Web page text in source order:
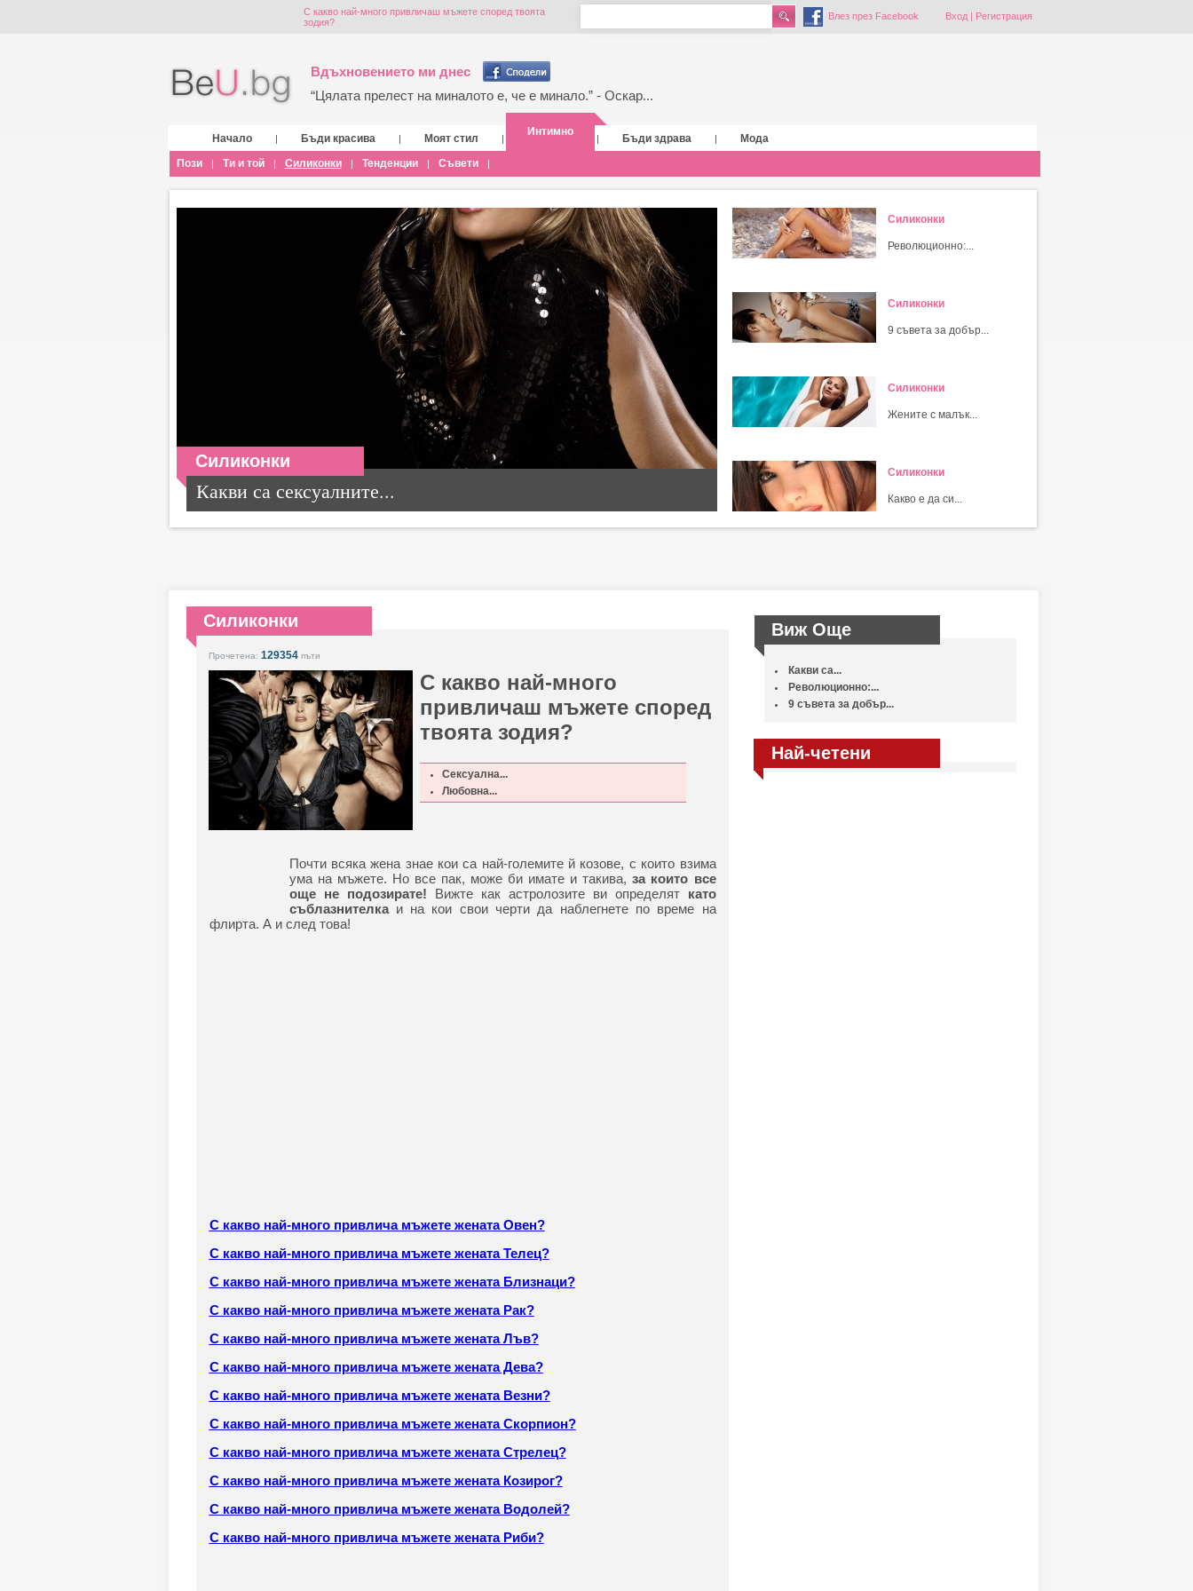
С какво най-много привличаш мъжете според твоята
зодия?
Влез през Facebook Вход| Регистрация
Вдъхновението ми днес
“Цялата прелест на миналото е, че е минало.” - Оскар...
Начало | Бъди красива | Моят стил |
Интимно
| Бъди здрава |
Мода
Пози
| Ти и той | Силиконки | Тенденции | Съвети |
Силиконки
Какви са сексуалните...
Силиконки
Революционно:...
Силиконки
9 съвета за добър...
Силиконки
Жените с малък...
Силиконки
Какво е да си...
Силиконки
Прочетена: 129354пъти
С какво най-много
привличаш мъжете според
твоята зодия?
Сексуална...
Любовна...
Почти всяка жена знае кои са най-големите й козове, с които взима
ума на мъжете. Но все пак, може би имате и такива,за които все
още не подозирате! Вижте как астролозите ви определят като
съблазнителкаи на кои свои черти да наблегнете по време на
флирта. А и след това!
С какво най-много привлича мъжете жената Овен?
С какво най-много привлича мъжете жената Телец?
С какво най-много привлича мъжете жената Близнаци?
С какво най-много привлича мъжете жената Рак?
С какво най-много привлича мъжете жената Лъв?
С какво най-много привлича мъжете жената Дева?
С какво най-много привлича мъжете жената Везни?
С какво най-много привлича мъжете жената Скорпион?
С какво най-много привлича мъжете жената Стрелец?
С какво най-много привлича мъжете жената Козирог?
С какво най-много привлича мъжете жената Водолей?
С какво най-много привлича мъжете жената Риби?
Виж Още
Какви са...
Революционно:...
9 съвета за добър...
Най-четени